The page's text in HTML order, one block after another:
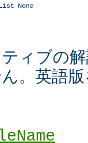
None
ィブの
。英語